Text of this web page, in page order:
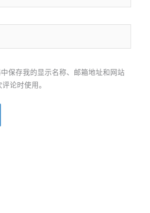
保存我的显示名称、邮箱地址和网站
论时使用。